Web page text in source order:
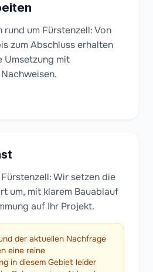
um Fürstenzell: Von
zum Abschluss erhalten
Umsetzung mit
Wir setzen die
um, mit klarem Bauablauf
auf Ihr Projekt.
der aktuellen Nachfrage
eine reine
in diesem Gebiet leider